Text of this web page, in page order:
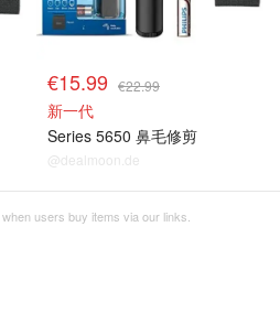
€15.99 €22.99
新一代
Series 5650 鼻毛修剪
@dealmoon.de
users buy items via our links.